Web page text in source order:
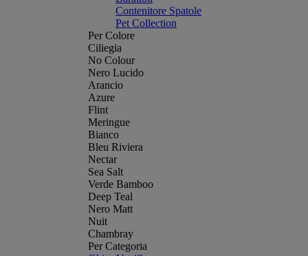
Contenitore Spatole
Pet Collection
Per Colore
Ciliegia
No Colour
Nero Lucido
Arancio
Azure
Flint
Meringue
Bianco
Bleu Riviera
Nectar
Sea Salt
Verde Bamboo
Deep Teal
Nero Matt
Nuit
Chambray
Per Categoria